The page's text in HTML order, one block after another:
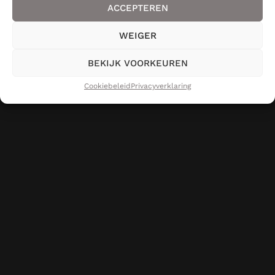
ACCEPTEREN
WEIGER
BEKIJK VOORKEUREN
Cookiebeleid Privacyverklaring